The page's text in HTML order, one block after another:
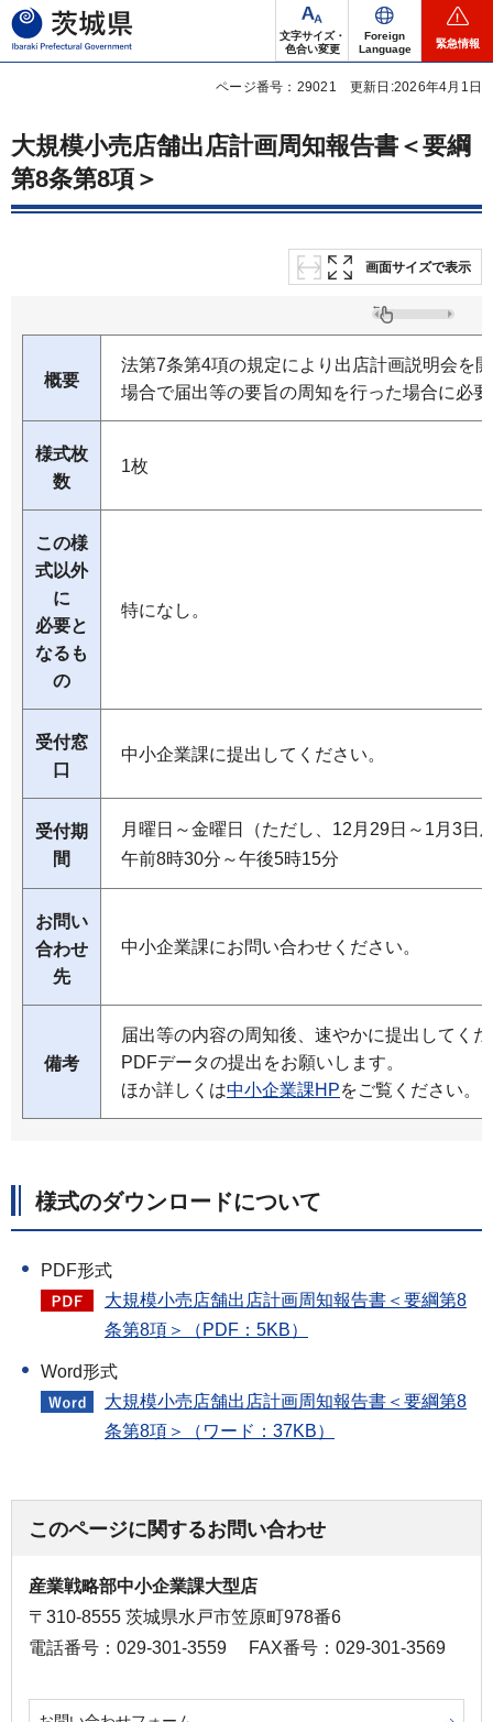
茨城県
文字サイズ・
色合い変更
Foreign
Language
緊急情報
ページ番号：29021 更新日:2026年4月1日
大規模小売店舗出店計画周知報告書＜要綱
第8条第8項＞
画面サイズで表示
概要
法第7条第4項の規定により出店計画説明会を
場合で届出等の要旨の周知を行った場合に必
様式枚
数
1枚
この様
式以外
に
必要と
なるも
の
特になし。
受付窓
口
中小企業課に提出してください。
受付期
間
月曜日～金曜日（ただし、12月29日～1月3日
午前8時30分～午後5時15分
お問い
合わせ
先
中小企業課にお問い合わせください。
備考
届出等の内容の周知後、速やかに提出してく
PDFデータの提出をお願いします。
ほか詳しくは中小企業課HPをご覧ください。
様式のダウンロードについて
PDF形式
大規模小売店舗出店計画周知報告書＜要綱第8
条第8項＞（PDF：5KB）
Word形式
大規模小売店舗出店計画周知報告書＜要綱第8
条第8項＞（ワード：37KB）
このページに関するお問い合わせ
産業戦略部中小企業課大型店
〒310-8555 茨城県水戸市笠原町978番6
電話番号：029-301-3559
FAX番号：029-301-3569